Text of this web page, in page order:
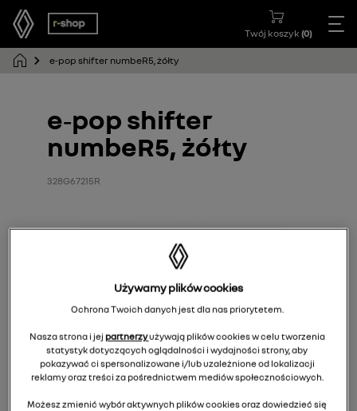
Twój koszyk (0)
e‑pop shifter numbeR5, żółty
e‑pop shifter
numbeR5, żółty
328G67215R
Używamy plików cookies
Ochrona Twoich danych jest dla nas priorytetem.
Nasza strona i jej partnerzyużywają plików cookies w celu tworzenia
statystyk dotyczących oglądalności i wydajności strony, aby
pokazywać ci spersonalizowane i/lub uzależnione od lokalizacji
reklamy oraz treści za pośrednictwem mediów społecznościowych.
Możesz zmienić wybór aktywnych plików cookies oraz dowiedzieć się